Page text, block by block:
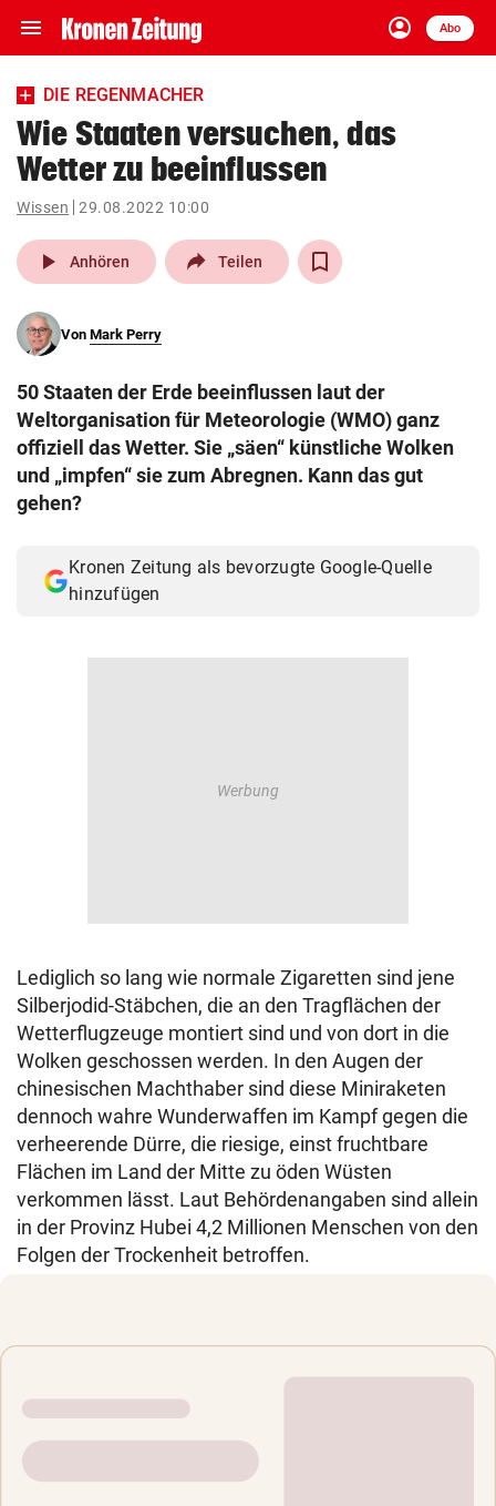
menu Navigation
ein-/ausklappen
account_circle
Anmelden
Abo
close Schließen
account_circle Anmelden
pin_drop
Wien arrow_right
search
eingeben
DIE REGENMACHER
Wie Staaten versuchen, das
Wetter zu beeinflussen
Wissen 29.08.2022 10:00
play_arrow Anhören Teilen
Von Mark Perry
50 Staaten der Erde beeinflussen laut der
Weltorganisation für Meteorologie (WMO) ganz
offiziell das Wetter. Sie „säen“ künstliche Wolken
und „impfen“ sie zum Abregnen. Kann das gut
gehen?
Kronen Zeitung als bevorzugte Google-Quelle
hinzufügen
Lediglich so lang wie normale Zigaretten sind jene
Silberjodid-Stäbchen, die an den Tragflächen der
Wetterflugzeuge montiert sind und von dort in die
Wolken geschossen werden. In den Augen der
chinesischen Machthaber sind diese Miniraketen
dennoch wahre Wunderwaffen im Kampf gegen die
verheerende Dürre, die riesige, einst fruchtbare
Flächen im Land der Mitte zu öden Wüsten
verkommen lässt. Laut Behördenangaben sind allein
in der Provinz Hubei 4,2 Millionen Menschen von den
Folgen der Trockenheit betroffen.